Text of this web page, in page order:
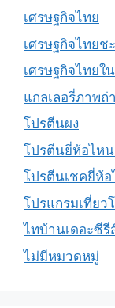
เศรษฐกิจไทย
เศรษฐกิจไทยช
เศรษฐกิจไทยใ
แกลเลอรี่ภาพถ่
โปรตีนผง
โปรตีนยี่ห้อไห
โปรตีนเชคยี่ห้
โปรแกรมเที่ยว
ไทบ้านเดอะซีรี
ไม่มีหมวดหมู่